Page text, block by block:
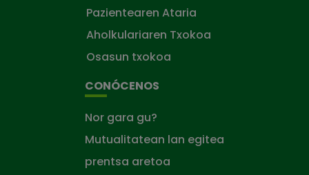
Pazientearen Ataria
Aholkulariaren Txokoa
Osasun txokoa
CONÓCENOS
Nor gara gu?
Mutualitatean lan egitea
prentsa aretoa